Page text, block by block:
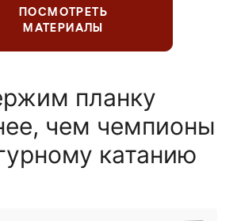
ПОСМОТРЕТЬ
МАТЕРИАЛЫ
планку
чем чемпионы
катанию